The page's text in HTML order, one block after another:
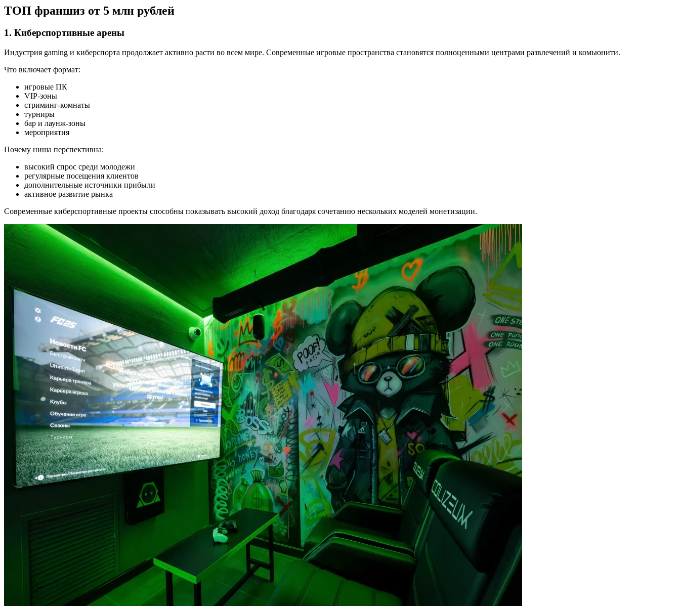
ТОП франшиз от 5 млн рублей
1. Киберспортивные арены
Индустрия gaming и киберспорта продолжает активно расти во всем мире. Современные игровые пространства становятся полноценными центрами развлечений и комьюнити.
Что включает формат:
игровые ПК
VIP-зоны
стриминг-комнаты
турниры
бар и лаунж-зоны
мероприятия
Почему ниша перспективна:
высокий спрос среди молодежи
регулярные посещения клиентов
дополнительные источники прибыли
активное развитие рынка
Современные киберспортивные проекты способны показывать высокий доход благодаря сочетанию нескольких моделей монетизации.